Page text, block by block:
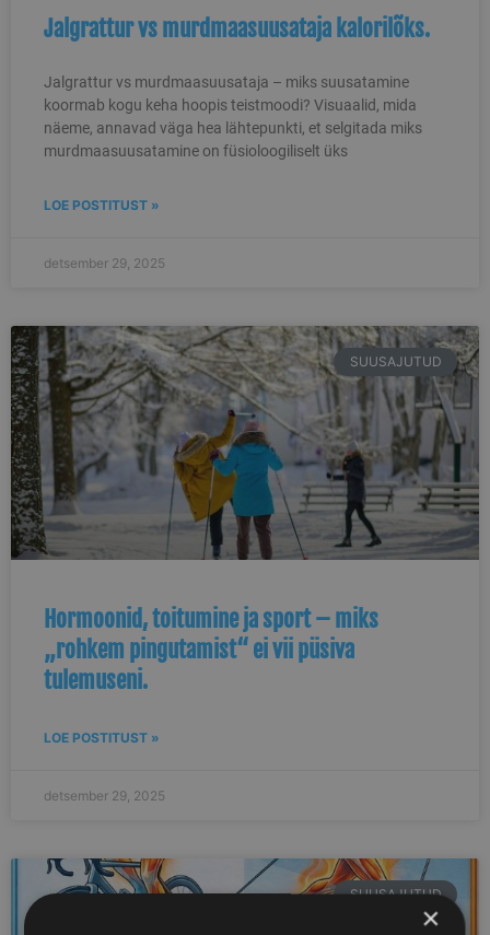
Jalgrattur vs murdmaasuusataja kalorilõks.
Jalgrattur vs murdmaasuusataja – miks suusatamine
koormab kogu keha hoopis teistmoodi? Visuaalid, mida
näeme, annavad väga hea lähtepunkti, et selgitada miks
murdmaasuusatamine on füsioloogiliselt üks
LOE POSTITUST »
detsember 29, 2025
SUUSAJUTUD
Hormoonid, toitumine ja sport – miks
„rohkem pingutamist“ ei vii püsiva
tulemuseni.
LOE POSTITUST »
detsember 29, 2025
SUUSAJUTUD
×